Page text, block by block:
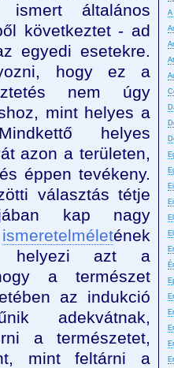
A
általános
következtet - ad
egyedi esetekre.
hogy ez a
nem úgy
mint helyes a
helyes
azon a területen,
éppen tevékeny.
választás tétje
kap nagy
ismeretelméletének
helyezi azt a
a természet
az indukció
adekvátnak,
a természetet,
mint feltárni a